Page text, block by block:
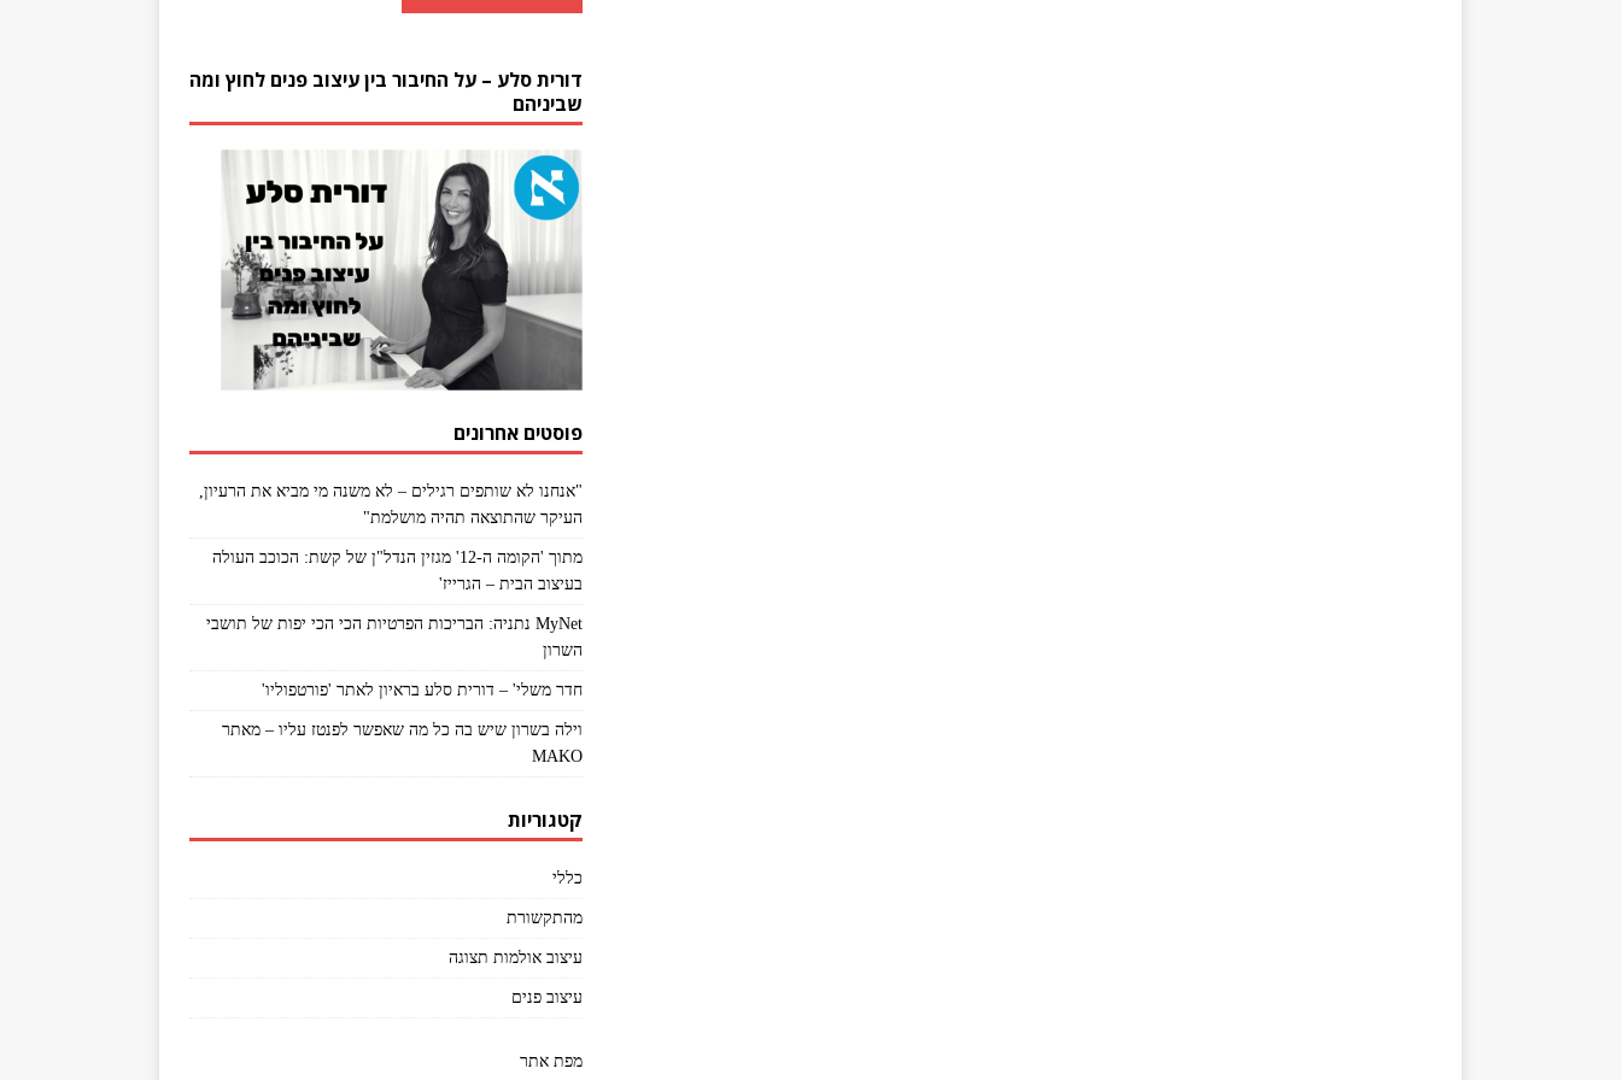
דורית סלע – על החיבור בין עיצוב פנים לחוץ ומה
שביניהם
פוסטים אחרונים
"אנחנו לא שותפים רגילים – לא משנה מי מביא את הרעיון,
העיקר שהתוצאה תהיה מושלמת"
מתוך 'הקומה ה-12' מגזין הנדל"ן של קשת: הכוכב העולה
בעיצוב הבית – הגרייז'
MyNet נתניה: הבריכות הפרטיות הכי הכי יפות של תושבי
השרון
חדר משלי' – דורית סלע בראיון לאתר 'פורטפוליו'
וילה בשרון שיש בה כל מה שאפשר לפנטז עליו – מאתר
MAKO
קטגוריות
כללי
מהתקשורת
עיצוב אולמות תצוגה
עיצוב פנים
מפת אתר